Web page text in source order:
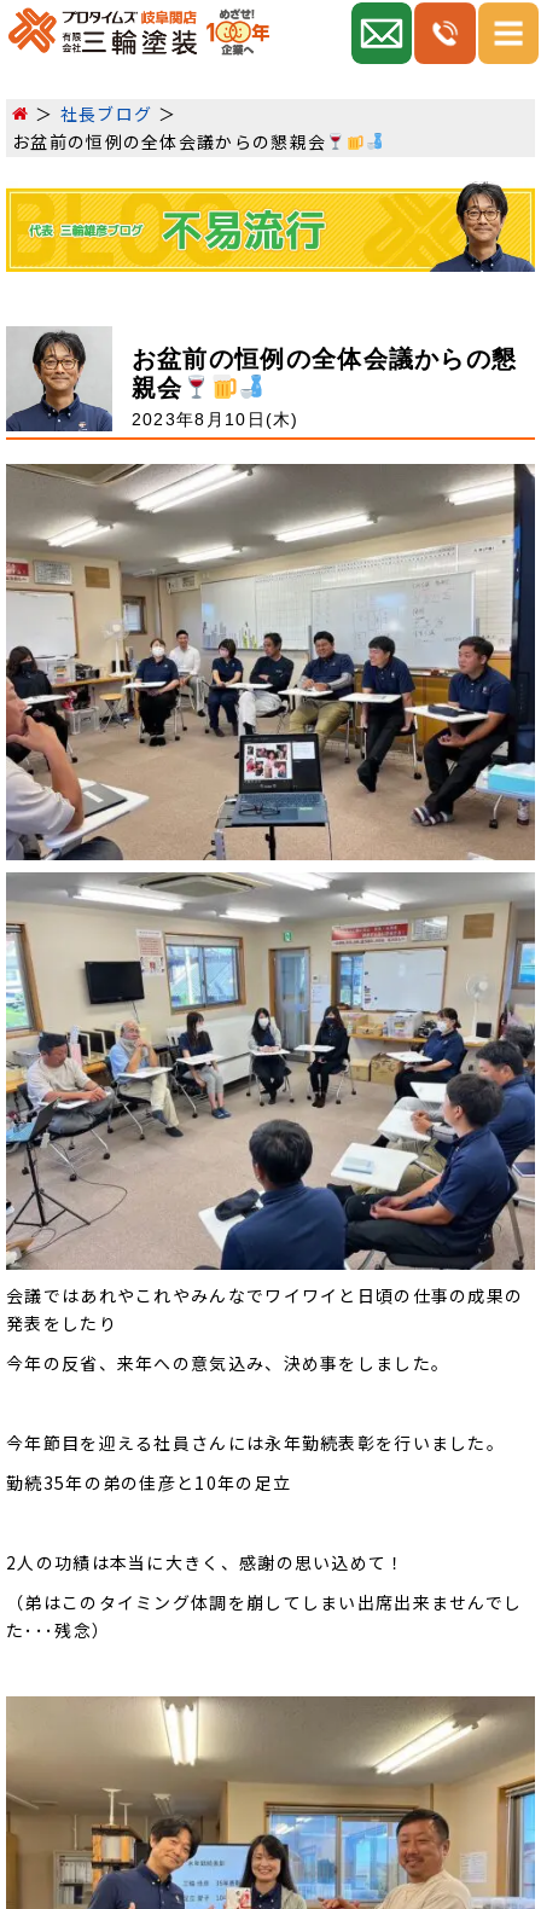
社長ブログ
お盆前の恒例の全体会議からの懇親会
お盆前の恒例の全体会議からの懇
親会
2023年8月10日(木)
会議ではあれやこれやみんなでワイワイと日頃の仕事の成果の
発表をしたり
今年の反省、来年への意気込み、決め事をしました。
今年節目を迎える社員さんには永年勤続表彰を行いました。
勤続35年の弟の佳彦と10年の足立
2人の功績は本当に大きく、感謝の思い込めて！
（弟はこのタイミング体調を崩してしまい出席出来ませんでし
た･･･残念）